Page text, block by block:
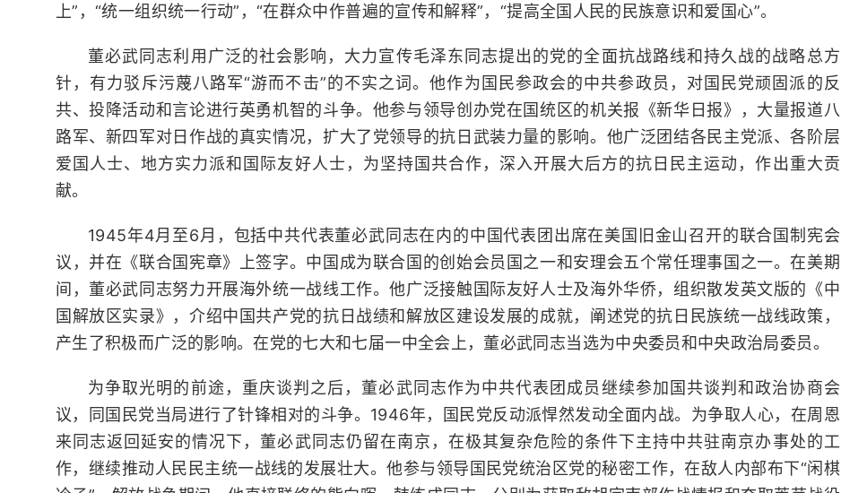
上”，“统一组织统一行动”，“在群众中作普遍的宣传和解释”，“提高全国人民的民族意识和爱国心”。
董必武同志利用广泛的社会影响，大力宣传毛泽东同志提出的党的全面抗战路线和持久战的战略总方
针，有力驳斥污蔑八路军“游而不击”的不实之词。他作为国民参政会的中共参政员，对国民党顽固派的反
共、投降活动和言论进行英勇机智的斗争。他参与领导创办党在国统区的机关报《新华日报》，大量报道八
路军、新四军对日作战的真实情况，扩大了党领导的抗日武装力量的影响。他广泛团结各民主党派、各阶层
爱国人士、地方实力派和国际友好人士，为坚持国共合作，深入开展大后方的抗日民主运动，作出重大贡
献。
1945年4月至6月，包括中共代表董必武同志在内的中国代表团出席在美国旧金山召开的联合国制宪会
议，并在《联合国宪章》上签字。中国成为联合国的创始会员国之一和安理会五个常任理事国之一。在美期
间，董必武同志努力开展海外统一战线工作。他广泛接触国际友好人士及海外华侨，组织散发英文版的《中
国解放区实录》，介绍中国共产党的抗日战绩和解放区建设发展的成就，阐述党的抗日民族统一战线政策，
产生了积极而广泛的影响。在党的七大和七届一中全会上，董必武同志当选为中央委员和中央政治局委员。
为争取光明的前途，重庆谈判之后，董必武同志作为中共代表团成员继续参加国共谈判和政治协商会
议，同国民党当局进行了针锋相对的斗争。1946年，国民党反动派悍然发动全面内战。为争取人心，在周恩
来同志返回延安的情况下，董必武同志仍留在南京，在极其复杂危险的条件下主持中共驻南京办事处的工
作，继续推动人民民主统一战线的发展壮大。他参与领导国民党统治区党的秘密工作，在敌人内部布下“闲棋